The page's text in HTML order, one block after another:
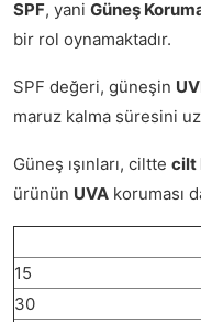
SPF, yani Güneş
bir rol oynamaktadır.
SPF değeri, güneşin
maruz kalma süresini
Güneş ışınları, ciltte cilt
ürünün UVA koruması
15
30